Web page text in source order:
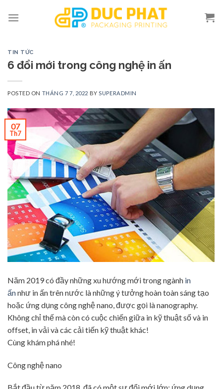
TIN TỨC
6 đổi mới trong công nghệ in ấn
POSTED ON THÁNG 7 7, 2022 BY SUPERADMIN
07
Th7
Năm 2019 có đầy những xu hướng mới trong ngành in
ấnnhư in ấn trên nước là những ý tưởng hoàn toàn sáng tạo
hoặc ứng dụng công nghệ nano, được gọi là nanography.
Không chỉ thế mà còn có cuộc chiến giữa in kỹ thuật số và in
offset, in vải và các cải tiến kỹ thuật khác!
Cùng khám phá nhé!
Công nghệ nano